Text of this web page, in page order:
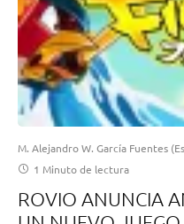
M. Alejandro W. García Fuentes
1 Minuto de lectura
ROVIO ANUNCIA